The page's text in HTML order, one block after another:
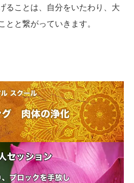
ることは、自分をいたわり、大
とと繋がっていきます。